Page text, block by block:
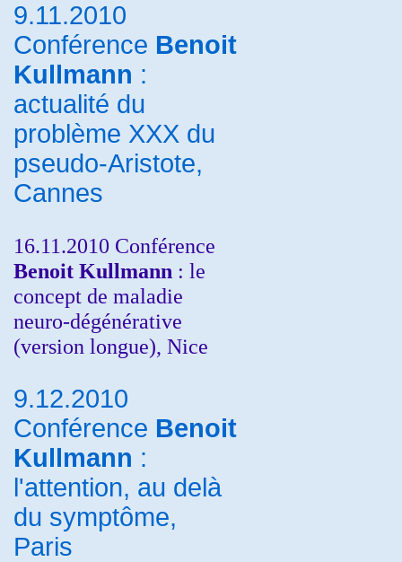
9.11.2010
Conférence Benoit
Kullmann :
actualité du
problème XXX du
pseudo-Aristote,
Cannes
16.11.2010 Conférence
Benoit Kullmann : le
concept de maladie
neuro-dégénérative
(version longue), Nice
9.12.2010
Conférence Benoit
Kullmann :
l'attention, au delà
du symptôme,
Paris